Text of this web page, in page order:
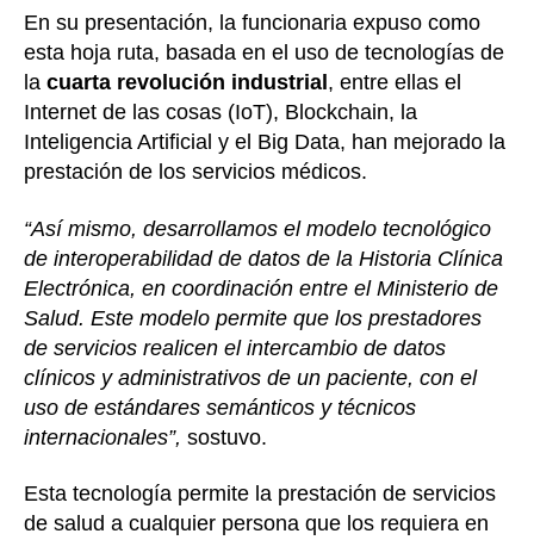
En su presentación, la funcionaria expuso como
esta hoja ruta, basada en el uso de tecnologías de
la cuarta revolución industrial , entre ellas el
Internet de las cosas (IoT), Blockchain, la
Inteligencia Artificial y el Big Data, han mejorado la
prestación de los servicios médicos.
“Así mismo, desarrollamos el modelo tecnológico
de interoperabilidad de datos de la Historia Clínica
Electrónica, en coordinación entre el Ministerio de
Salud. Este modelo permite que los prestadores
de servicios realicen el intercambio de datos
clínicos y administrativos de un paciente, con el
uso de estándares semánticos y técnicos
internacionales”, sostuvo.
Esta tecnología permite la prestación de servicios
de salud a cualquier persona que los requiera en